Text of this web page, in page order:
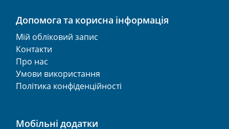
Допомога та корисна інформація
Мій обліковий запис
Контакти
Про нас
Умови використання
Політика конфіденційності
Мобільні додатки